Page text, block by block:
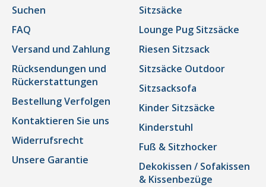
Suchen
FAQ
Versand und Zahlung
Rücksendungen und
Rückerstattungen
Bestellung Verfolgen
Kontaktieren Sie uns
Widerrufsrecht
Unsere Garantie
Sitzsäcke
Lounge Pug Sitzsäcke
Riesen Sitzsack
Sitzsäcke Outdoor
Sitzsacksofa
Kinder Sitzsäcke
Kinderstuhl
Fuß & Sitzhocker
Dekokissen / Sofakissen
& Kissenbezüge